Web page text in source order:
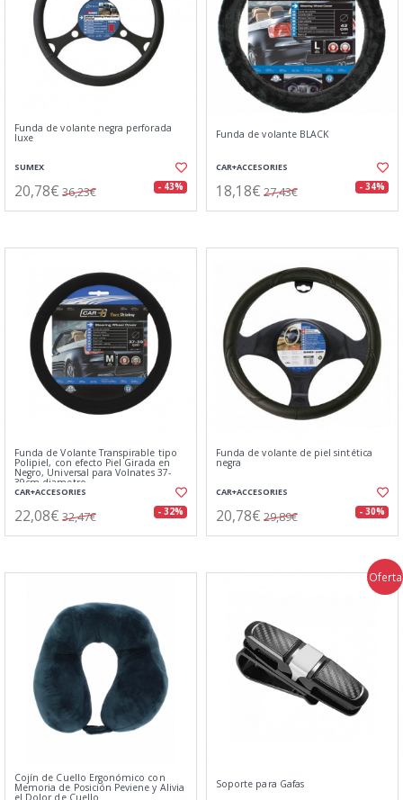
Funda de volante negra perforada
luxe
SUMEX
20,78€ 36,23€ - 43%
Funda de volante BLACK
CAR+ACCESORIES
18,18€ 27,43€ - 34%
Funda de Volante Transpirable tipo
Polipiel, con efecto Piel Girada en
Negro, Universal para Volnates 37-
39cm diametro
CAR+ACCESORIES
22,08€ 32,47€ - 32%
Funda de volante de piel sintética
negra
CAR+ACCESORIES
20,78€ 29,89€ - 30%
Cojín de Cuello Ergonómico con
Memoria de Posición Peviene y Alivia
el Dolor de Cuello
Oferta
Soporte para Gafas